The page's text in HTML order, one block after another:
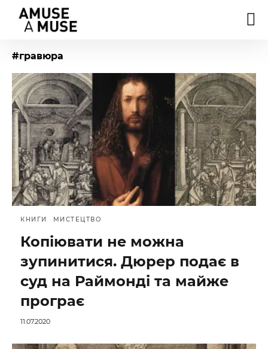
#гравюра
КНИГИ МИСТЕЦТВО
Копіювати не можна
зупинитися. Дюрер подає в
суд на Раймонді та майже
програє
11.07.2020